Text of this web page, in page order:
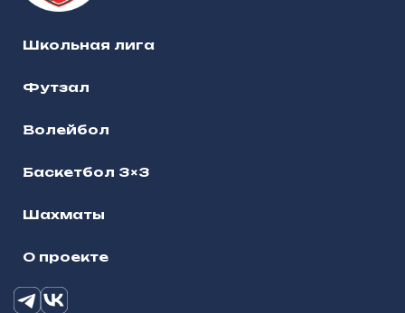
Школьная лига
Футзал
Волейбол
Баскетбол 3×3
Шахматы
О проекте